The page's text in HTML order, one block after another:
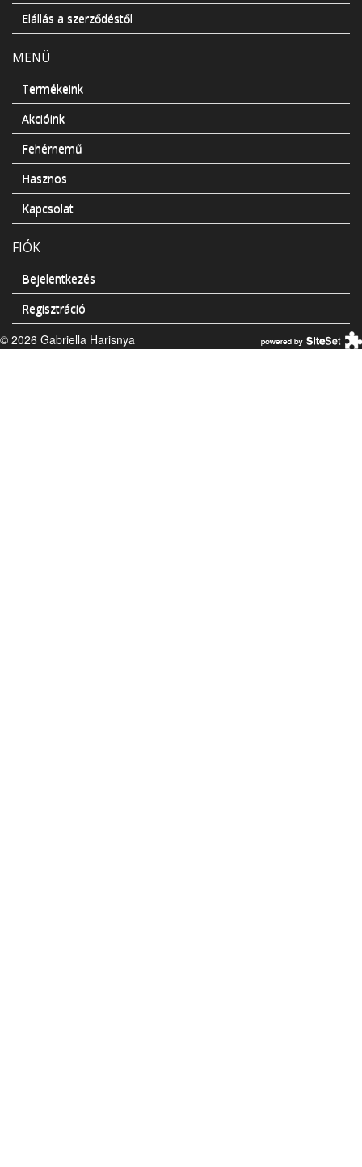
Elállás a szerződéstől
MENÜ
Termékeink
Akcióink
Fehérnemű
Hasznos
Kapcsolat
FIÓK
Bejelentkezés
Regisztráció
© 2026 Gabriella Harisnya